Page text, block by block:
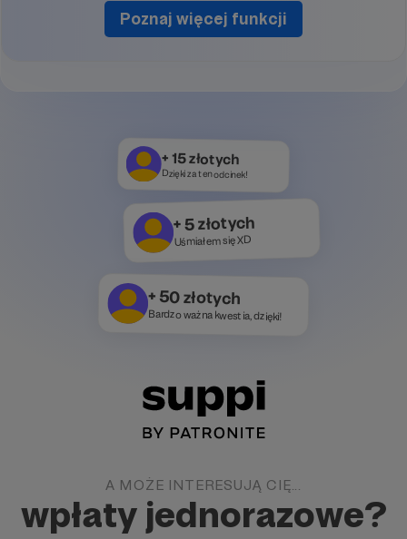
Poznaj więcej funkcji
+ 15 złotych
Dzięki za ten odcinek!
+ 5 złotych
Uśmiałem się XD
+ 50 złotych
Bardzo ważna kwestia, dzięki!
A MOŻE INTERESUJĄ CIĘ...
wpłaty jednorazowe?